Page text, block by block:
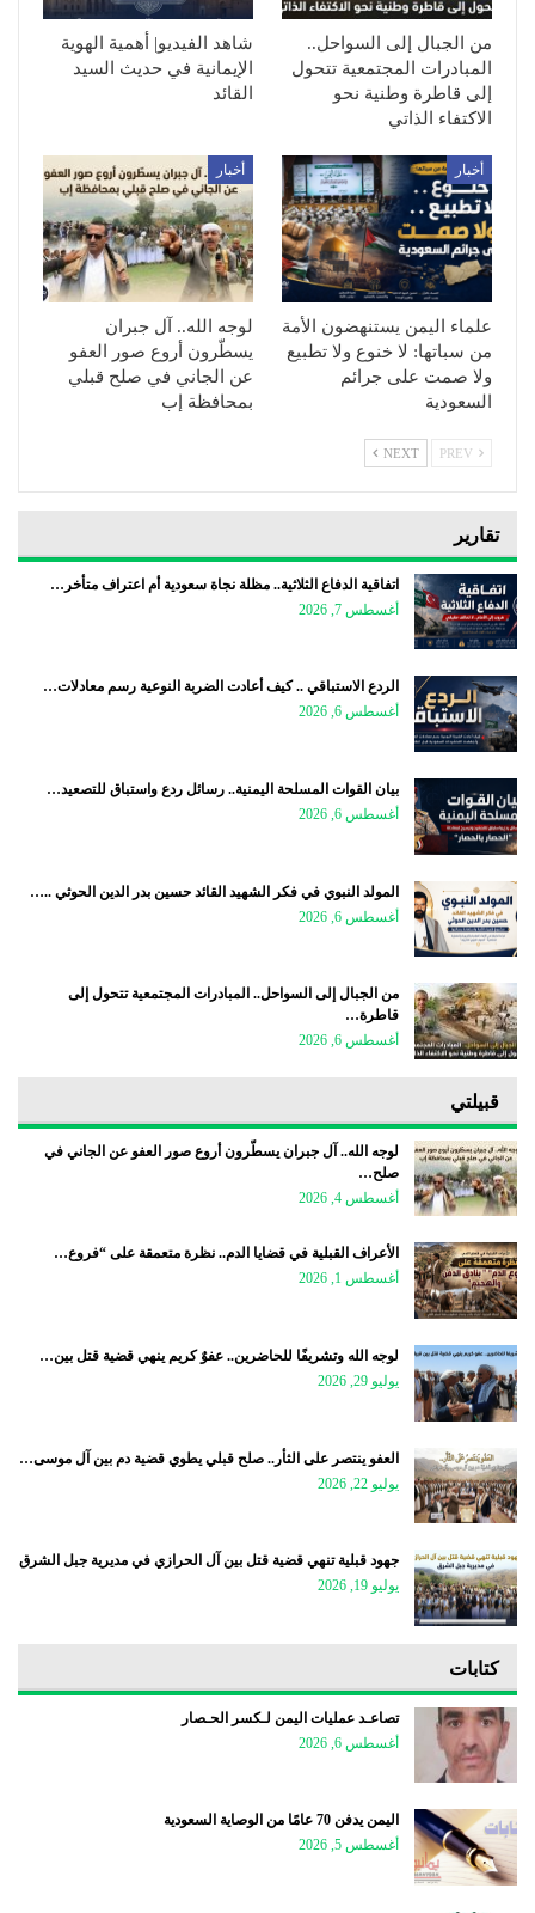
من الجبال إلى السواحل..
المبادرات المجتمعية تتحول
إلى قاطرة وطنية نحو
الاكتفاء الذاتي
شاهد الفيديو| أهمية الهوية
الإيمانية في حديث السيد
القائد
أخبار
علماء اليمن يستنهضون الأمة
من سباتها: لا خنوع ولا تطبيع
ولا صمت على جرائم
السعودية
أخبار
لوجه الله.. آل جبران
يسطّرون أروع صور العفو
عن الجاني في صلح قبلي
بمحافظة إب
NEXT
تقارير
اتفاقية الدفاع الثلاثية.. مظلة نجاة سعودية أم اعتراف متأخر…
أغسطس 7, 2026
الردع الاستباقي .. كيف أعادت الضربة النوعية رسم معادلات…
أغسطس 6, 2026
بيان القوات المسلحة اليمنية.. رسائل ردع واستباق للتصعيد…
أغسطس 6, 2026
المولد النبوي في فكر الشهيد القائد حسين بدر الدين الحوثي ..…
أغسطس 6, 2026
من الجبال إلى السواحل.. المبادرات المجتمعية تتحول إلى
قاطرة…
أغسطس 6, 2026
قبيلتي
لوجه الله.. آل جبران يسطّرون أروع صور العفو عن الجاني في
صلح…
أغسطس 4, 2026
الأعراف القبلية في قضايا الدم.. نظرة متعمقة على “فروع…
أغسطس 1, 2026
لوجه الله وتشريفًا للحاضرين.. عفوٌ كريم ينهي قضية قتل بين…
يوليو 29, 2026
العفو ينتصر على الثأر.. صلح قبلي يطوي قضية دم بين آل موسى…
يوليو 22, 2026
جهود قبلية تنهي قضية قتل بين آل الحرازي في مديرية جبل الشرق
يوليو 19, 2026
كتابات
تصاعـد عمليات اليمن لـكسر الحـصار
أغسطس 6, 2026
اليمن يدفن 70 عامًا من الوصاية السعودية
أغسطس 5, 2026